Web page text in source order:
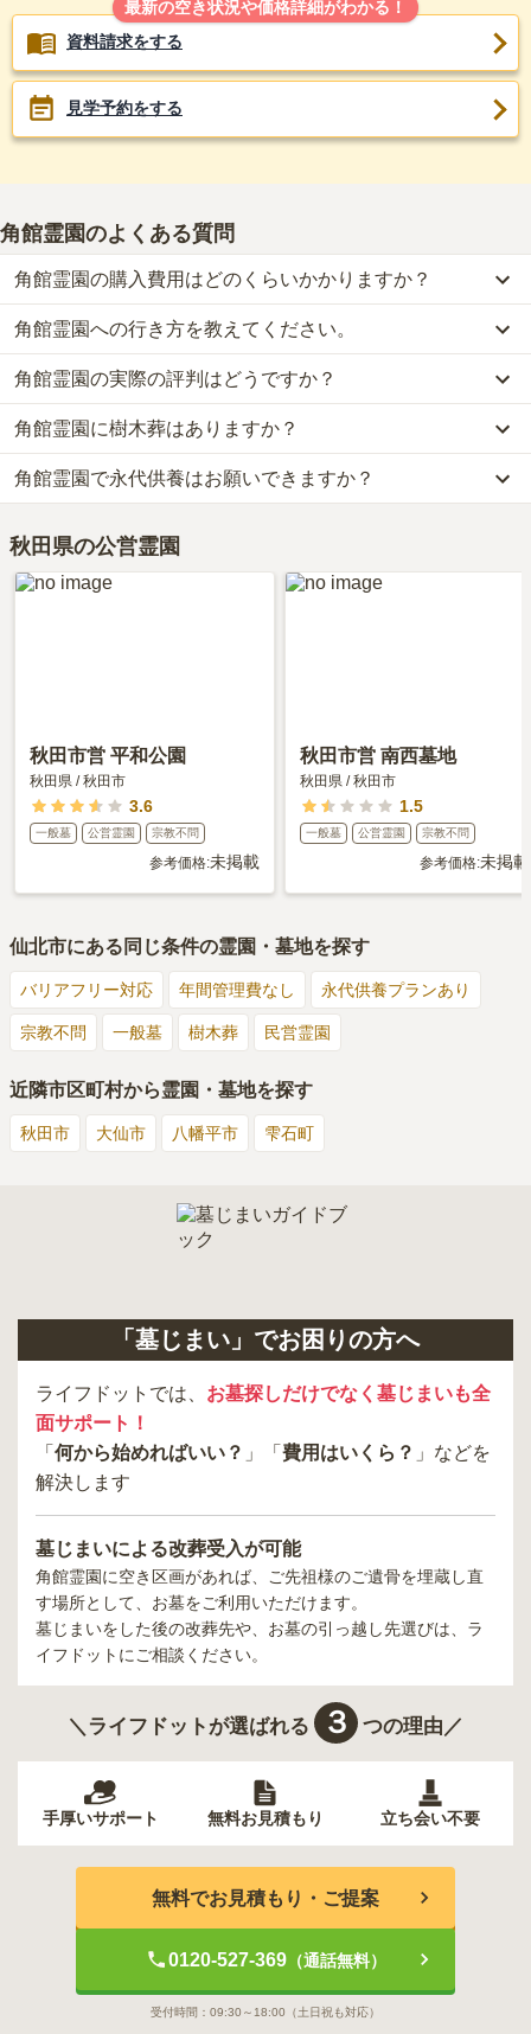
最新の空き状況や価格詳細がわかる！
資料請求をする
見学予約をする
角館霊園のよくある質問
角館霊園の購入費用はどのくらいかかりますか？
角館霊園では、一般墓が約45万円から、樹木葬が約25万円から、永
代供養墓が約65万円からお求めいただけます。
なお、角館霊園がある秋田県の相場は、一般墓が約16万円（墓石代
別途）、樹木葬が約35万円、永代供養墓が約65万円です。
お墓は、価格が高いものがよい、安いものが悪い、という訳ではあ
きる場所を選ぶことです。
角館霊園への行き方を教えてください。
角館霊園への行き方は現在調査中です。
詳細な行き方や送迎バスの有無については、資料請求で最新の情報
をご確認ください。
角館霊園の実際の評判はどうですか？
角館霊園の口コミはまだ投稿されておりません。
口コミはあくまで一つの目安です。資料請求や現地見学を通して、
ご自身の目で雰囲気を確認してみることをおすすめします。
角館霊園に樹木葬はありますか？
はい、角館霊園には2種類の樹木葬がございます。
費用は、約25万円からとなっております。
角館霊園がある秋田県の樹木葬の相場価格は、約35万円です。
樹木葬について詳しく知りたい方は『
ット＆デメリット・仕組みを解説
』をご覧ください。
角館霊園で永代供養はお願いできますか？
はい、角館霊園は永代供養に対応しています。
費用は、約25万円からとなっております。
角館霊園がある秋田県の永代供養墓の相場価格は、約65万円です。
秋田県の公営霊園
秋田市営 平和公園
秋田県 /秋田市
3.6
一般墓 公営霊園 宗教不問
参考価格:未掲載
秋田市営 南西墓地
秋田県 /秋田市
1.5
一般墓 公営霊園 宗教不問
参考価格:未掲載
仙北市にある同じ条件の霊園・墓地を探す
バリアフリー対応 年間管理費なし 永代供養プランあり
宗教不問 一般墓 樹木葬 民営霊園
近隣市区町村から霊園・墓地を探す
秋田市 大仙市 八幡平市 雫石町
「墓じまい」でお困りの方へ
ライフドットでは、 お墓探しだけでなく墓じまいも全
面サポート！
「 何から始めればいい？ 」「 費用はいくら？ 」などを
解決します
墓じまいによる改葬受入が可能
角館霊園に空き区画があれば、ご先祖様のご遺骨を埋蔵し直
す場所として、お墓をご利用いただけます。
墓じまいをした後の改葬先や、お墓の引っ越し先選びは、ラ
イフドットにご相談ください。
＼ライフドットが選ばれる ３ つの理由／
手厚いサポート 無料お見積もり 立ち会い不要
無料でお見積もり・ご提案
0120-527-369（通話無料）
受付時間： 09:30～18:00 （土日祝も対応）